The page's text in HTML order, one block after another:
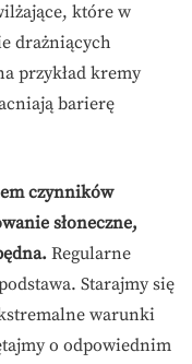
które w
drażniących
przykład kremy
barierę
czynników
słoneczne,
Regularne
Starajmy się
warunki
o odpowiednim